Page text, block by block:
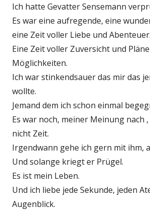
Ich hatte Gevatter Sensemann
Es war eine aufregende, eine
eine Zeit voller Liebe und Abenteuer.
Eine Zeit voller Zuversicht und
Möglichkeiten.
Ich war stinkendsauer das mir das
wollte.
Jemand dem ich schon einmal
Es war noch, meiner Meinung nach
nicht Zeit.
Irgendwann gehe ich gern mit ihm,
Und solange kriegt er Prügel.
Es ist mein Leben.
Und ich liebe jede Sekunde, jeden
Augenblick.